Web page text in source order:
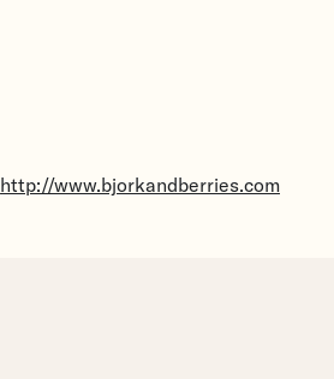
http://www.bjorkandberries.com